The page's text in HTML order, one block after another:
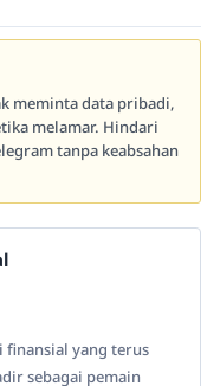
meminta data pribadi,
melamar. Hindari
tanpa keabsahan
finansial yang terus
sebagai pemain